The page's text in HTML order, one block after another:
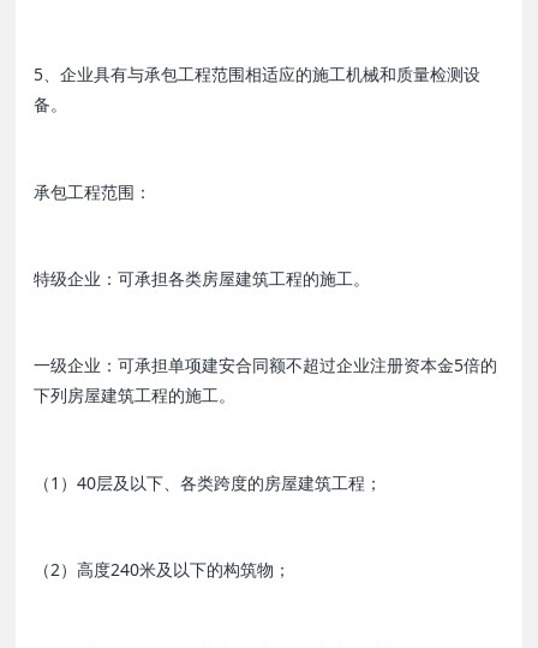
5、企业具有与承包工程范围相适应的施工机械和质量检测设
备。
承包工程范围：
特级企业：可承担各类房屋建筑工程的施工。
一级企业：可承担单项建安合同额不超过企业注册资本金5倍的
下列房屋建筑工程的施工。
（1）40层及以下、各类跨度的房屋建筑工程；
（2）高度240米及以下的构筑物；